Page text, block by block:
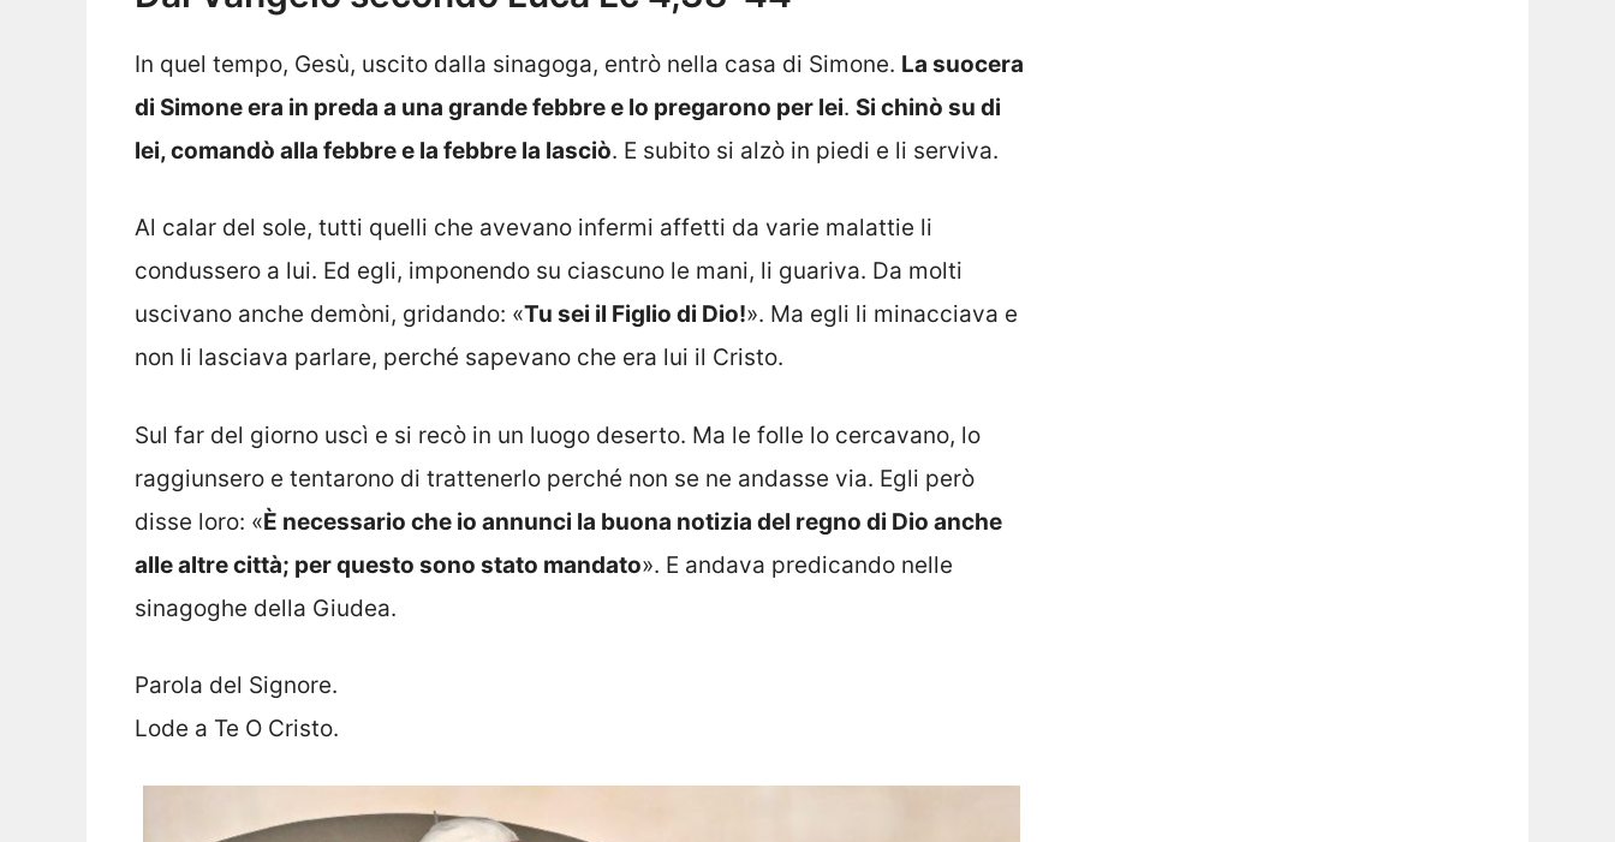
In quel tempo, Gesù, uscito dalla sinagoga, entrò nella casa di Simone. La suocera
di Simone era in preda a una grande febbre e lo pregarono per lei. Si chinò su di
lei, comandò alla febbre e la febbre la lasciò. E subito si alzò in piedi e li serviva.
Al calar del sole, tutti quelli che avevano infermi affetti da varie malattie li
condussero a lui. Ed egli, imponendo su ciascuno le mani, li guariva. Da molti
uscivano anche demòni, gridando: «Tu sei il Figlio di Dio!». Ma egli li minacciava e
non li lasciava parlare, perché sapevano che era lui il Cristo.
Sul far del giorno uscì e si recò in un luogo deserto. Ma le folle lo cercavano, lo
raggiunsero e tentarono di trattenerlo perché non se ne andasse via. Egli però
disse loro: «È necessario che io annunci la buona notizia del regno di Dio anche
alle altre città; per questo sono stato mandato». E andava predicando nelle
sinagoghe della Giudea.
Parola del Signore.
Lode a Te O Cristo.